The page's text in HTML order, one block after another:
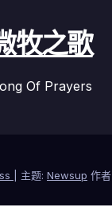
牧之歌
Of Prayers
主题: Newsup 作者